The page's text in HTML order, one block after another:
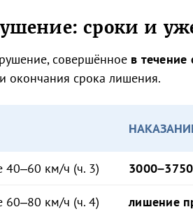
сроки и
совершённое в течение
окончания срока лишения.
40–60 км/ч (ч. 3)
60–80 км/ч (ч. 4) лишение